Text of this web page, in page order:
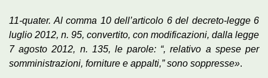
11-quater. Al comma 10 dell’articolo 6 del decreto-legge 6
luglio 2012, n. 95, convertito, con modificazioni, dalla legge
7 agosto 2012, n. 135, le parole: “, relativo a spese per
somministrazioni, forniture e appalti,” sono soppresse».